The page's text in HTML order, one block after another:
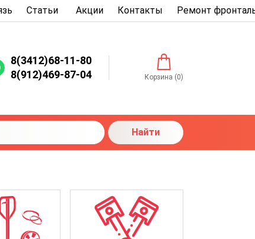
Статьи Акции Контакты Ремонт
8(3412)68-11-80
8(912)469-87-04
Корзина (0)
Найти